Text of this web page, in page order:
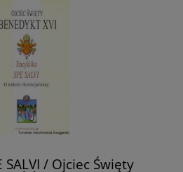
SALVI / Ojciec Święty